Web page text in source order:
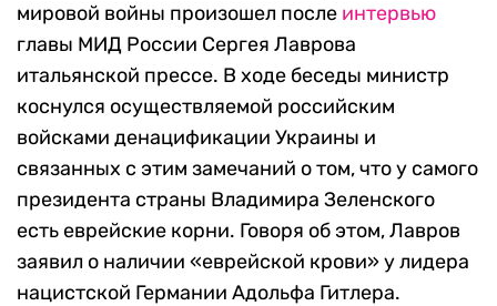
мировой войны произошел после интервью
главы МИД России Сергея Лаврова
итальянской прессе. В ходе беседы министр
коснулся осуществляемой российским
войсками денацификации Украины и
связанных с этим замечаний о том, что у самого
президента страны Владимира Зеленского
есть еврейские корни. Говоря об этом, Лавров
заявил о наличии «еврейской крови» у лидера
нацистской Германии Адольфа Гитлера.